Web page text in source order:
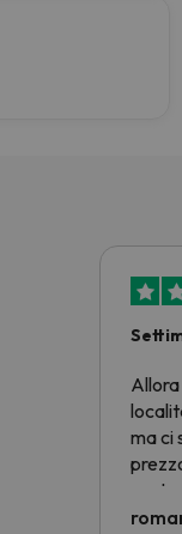
Allora
ma ci